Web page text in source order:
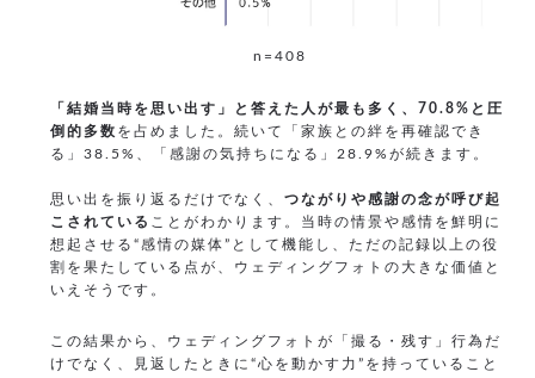
n=408
「結婚当時を思い出す」と答えた人が最も多く、70.8%と圧
倒的多数 を占めました。続いて「家族との絆を再確認でき
る」38.5%、「感謝の気持ちになる」28.9%が続きます。
思い出を振り返るだけでなく、つながりや感謝の念が呼び起
こされている ことがわかります。当時の情景や感情を鮮明に
想起させる“感情の媒体”として機能し、ただの記録以上の役
割を果たしている点が、ウェディングフォトの大きな価値と
いえそうです。
この結果から、ウェディングフォトが「撮る・残す」行為だ
けでなく、見返したときに“心を動かす力”を持っていること